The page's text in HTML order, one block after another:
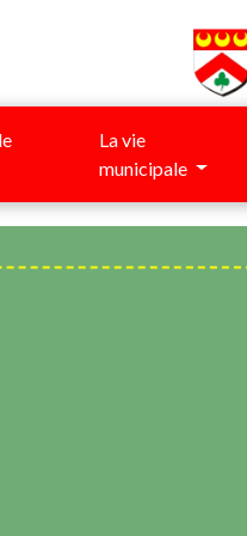
La vie
municipale